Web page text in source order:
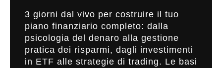
3 giorni dal vivo per costruire il tuo
piano finanziario completo: dalla
psicologia del denaro alla gestione
pratica dei risparmi, dagli investimenti
in ETF alle strategie di trading. Le basi